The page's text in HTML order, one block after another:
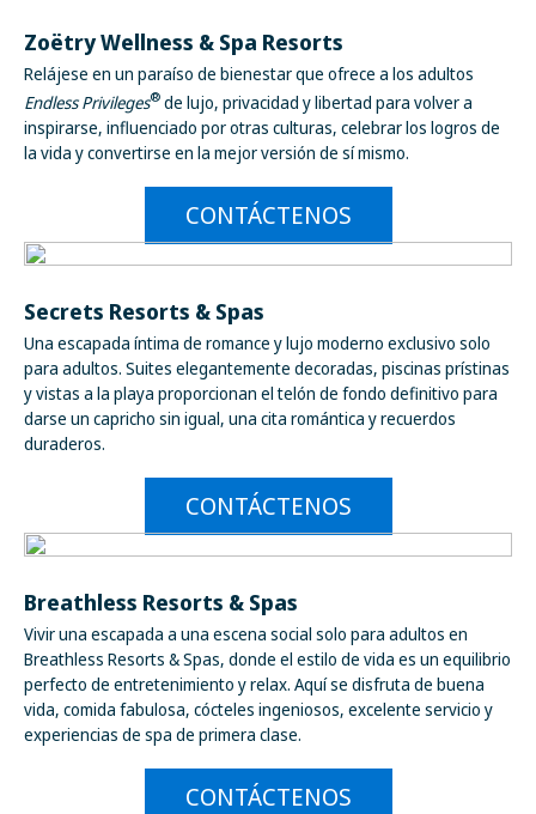
Zoëtry Wellness & Spa Resorts
Relájese en un paraíso de bienestar que ofrece a los adultos
Endless Privileges® de lujo, privacidad y libertad para volver a
inspirarse, influenciado por otras culturas, celebrar los logros de
la vida y convertirse en la mejor versión de sí mismo.
CONTÁCTENOS
Secrets Resorts & Spas
Una escapada íntima de romance y lujo moderno exclusivo solo
para adultos. Suites elegantemente decoradas, piscinas prístinas
y vistas a la playa proporcionan el telón de fondo definitivo para
darse un capricho sin igual, una cita romántica y recuerdos
duraderos.
CONTÁCTENOS
Breathless Resorts & Spas
Vivir una escapada a una escena social solo para adultos en
Breathless Resorts & Spas, donde el estilo de vida es un equilibrio
perfecto de entretenimiento y relax. Aquí se disfruta de buena
vida, comida fabulosa, cócteles ingeniosos, excelente servicio y
experiencias de spa de primera clase.
CONTÁCTENOS